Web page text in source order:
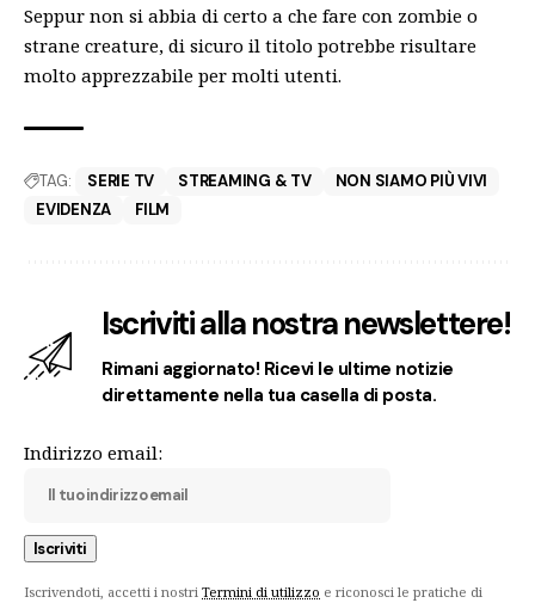
Seppur non si abbia di certo a che fare con zombie o
strane creature, di sicuro il titolo potrebbe risultare
molto apprezzabile per molti utenti.
TAG: SERIE TV STREAMING & TV
NON SIAMO PIÙ VIVI
EVIDENZA
FILM
Iscriviti alla nostra newslettere!
Rimani aggiornato! Ricevi le ultime notizie
direttamente nella tua casella di posta.
Indirizzo email:
Iscrivendoti, accetti i nostri Termini di utilizzo e riconosci le pratiche di